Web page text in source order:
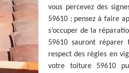
vous percevez des
59610 ; pensez à faire
s’occuper de la
59610 sauront
respect des règles en
votre toiture 59610